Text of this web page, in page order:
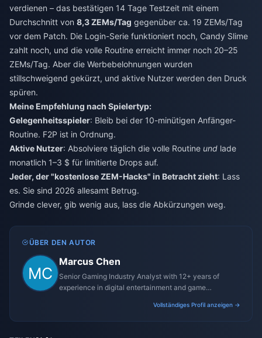
verdienen – das bestätigen 14 Tage Testzeit mit einem
Durchschnitt von 8,3 ZEMs/Tag gegenüber ca. 19 ZEMs/Tag
vor dem Patch. Die Login-Serie funktioniert noch, Candy Slime
zahlt noch, und die volle Routine erreicht immer noch 20–25
ZEMs/Tag. Aber die Werbebelohnungen wurden
stillschweigend gekürzt, und aktive Nutzer werden den Druck
spüren.
Meine Empfehlung nach Spielertyp:
Gelegenheitsspieler: Bleib bei der 10-minütigen Anfänger-
Routine. F2P ist in Ordnung.
Aktive Nutzer: Absolviere täglich die volle Routine und lade
monatlich 1–3 $ für limitierte Drops auf.
Jeder, der "kostenlose ZEM-Hacks" in Betracht zieht: Lass
es. Sie sind 2026 allesamt Betrug.
Grinde clever, gib wenig aus, lass die Abkürzungen weg.
ÜBER DEN AUTOR
Marcus Chen
Senior Gaming Industry Analyst with 12+ years of
experience in digital entertainment and game
Vollständiges Profil anzeigen →